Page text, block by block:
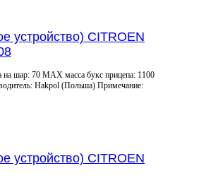
устройство) CITROEN
шар: 70 MAX масса букс прицепа: 1100
Hakpol (Польша) Примечание:
устройство) CITROEN